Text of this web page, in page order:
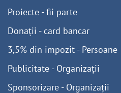
Proiecte - fii parte
Donații - card bancar
3,5% din impozit - Persoane
Publicitate - Organizații
Sponsorizare - Organizații